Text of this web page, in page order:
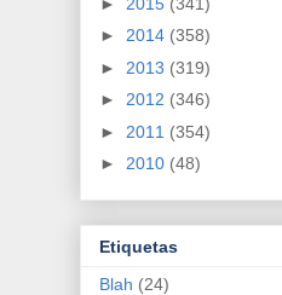
► 2014 (358)
► 2013 (319)
► 2012 (346)
► 2011 (354)
► 2010 (48)
Etiquetas
Blah (24)